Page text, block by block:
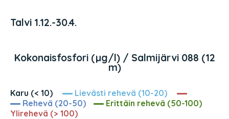
Talvi 1.12.-30.4.
Kokonaisfosfori (µg/l) / Salmijärvi 088 (12
m)
Karu (< 10)
Lievästi rehevä (10-20)
Rehevä (20-50)
Erittäin rehevä (50-100)
Ylirehevä (> 100)